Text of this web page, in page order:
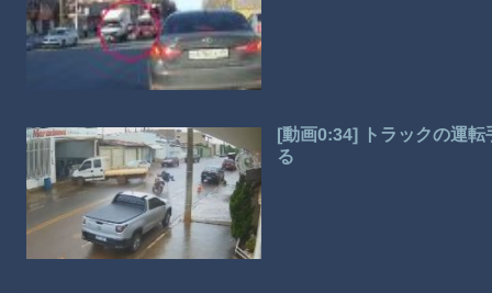
[動画0:34] トラックの運
る